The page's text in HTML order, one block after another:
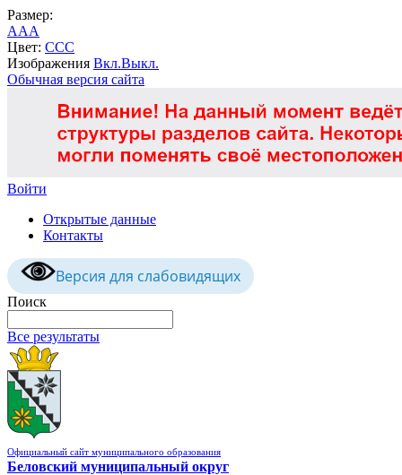
Размер:
AAA
Цвет: CCC
Изображения Вкл.Выкл.
Обычная версия сайта
Войти
Открытые данные
Контакты
Версия для слабовидящих
Поиск
Все результаты
Официальный сайт муниципального образования
Беловский муниципальный округ